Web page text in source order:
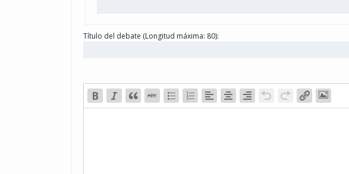
Título del debate (Longitud máxima: 80):